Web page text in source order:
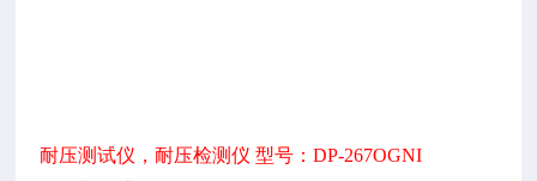
耐压测试仪，耐压检测仪 型号：DP-267OGNI